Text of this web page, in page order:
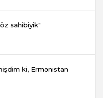
sahibiyik"
ki, Ermənistan